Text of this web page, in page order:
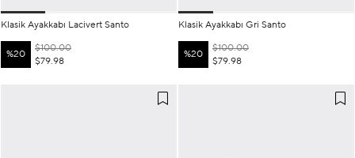
Klasik Ayakkabı Lacivert Santo
%20
$79.98
$100.00
Klasik Ayakkabı Gri Santo
%20
$79.98
$100.00